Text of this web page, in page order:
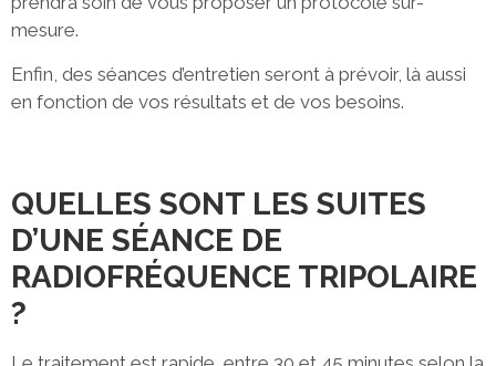
mesure.
Enfin, des séances d’entretien seront à prévoir, là aussi
en fonction de vos résultats et de vos besoins.
QUELLES SONT LES SUITES
D’UNE SÉANCE DE
RADIOFRÉQUENCE TRIPOLAIRE
?